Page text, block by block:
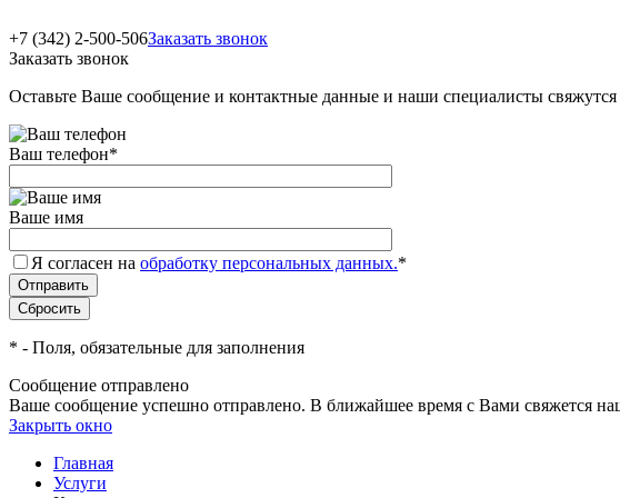
+7 (342) 2-500-506Заказать звонок
Заказать звонок
Оставьте Ваше сообщение и контактные данные и наши специалисты
Ваш телефон*
Ваше имя
Я согласен на обработку персональных данных.*
* - Поля, обязательные для заполнения
Сообщение отправлено
Ваше сообщение успешно отправлено. В ближайшее время с Вами свяжется
Закрыть окно
Главная
Услуги